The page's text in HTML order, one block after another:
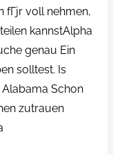
fГјr voll nehmen,
kannstAlpha
genau Ein
solltest. Is
Schon
zutrauen